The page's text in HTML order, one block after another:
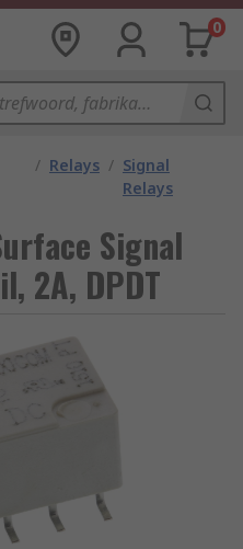
0
/ Relays / Signal
Relays
Signal
2A, DPDT